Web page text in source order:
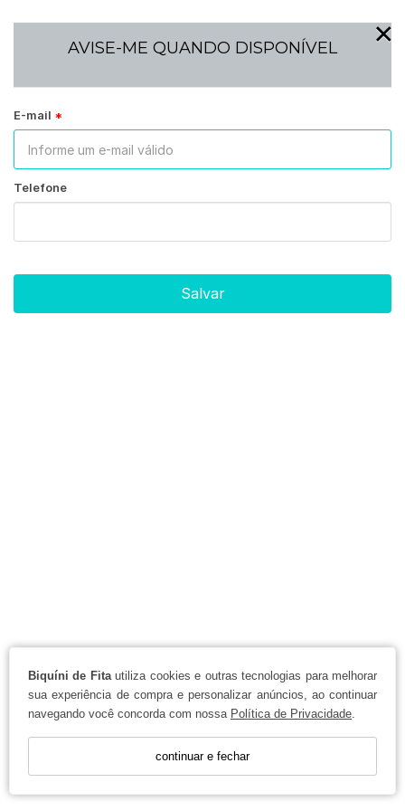
Biquíni de Fitautiliza cookies e outras tecnologias para melhorar
sua experiência de compra e personalizar anúncios, ao continuar
navegando você concorda com nossa Política de Privacidade.
continuar e fechar
×
AVISE-ME QUANDO DISPONÍVEL
E-mail
Telefone
Salvar